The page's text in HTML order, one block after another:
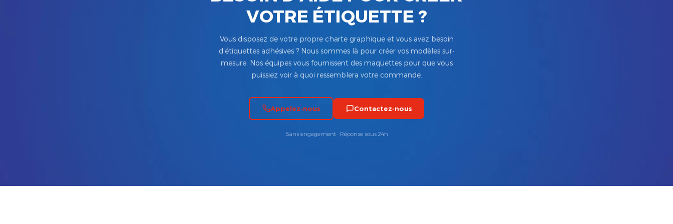
VOTRE ÉTIQUETTE ?
Vous disposez de votre propre charte graphique et vous avez besoin
d’étiquettes adhésives ? Nous sommes là pour créer vos modèles sur-
mesure. Nos équipes vous fournissent des maquettes pour que vous
puissiez voir à quoi ressemblera votre commande.
Appelez-nous Contactez-nous
Sans engagement · Réponse sous 24h